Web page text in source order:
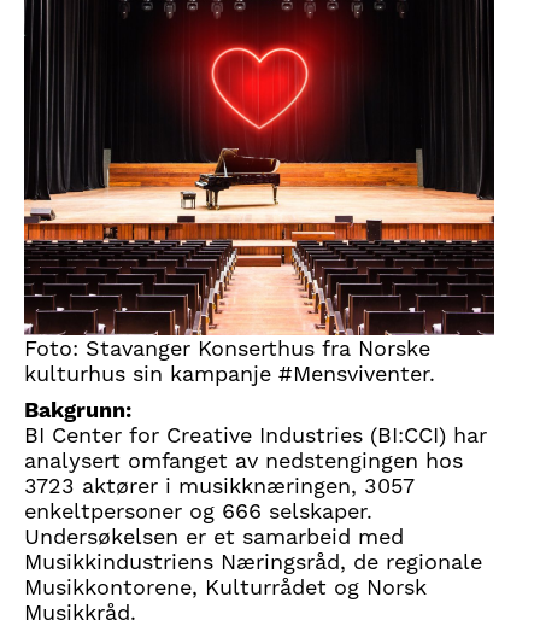
Foto: Stavanger Konserthus fra Norske
kulturhus sin kampanje #Mensviventer.
Bakgrunn:
BI Center for Creative Industries (BI:CCI) har
analysert omfanget av nedstengingen hos
3723 aktører i musikknæringen, 3057
enkeltpersoner og 666 selskaper.
Undersøkelsen er et samarbeid med
Musikkindustriens Næringsråd, de regionale
Musikkontorene, Kulturrådet og Norsk
Musikkråd.